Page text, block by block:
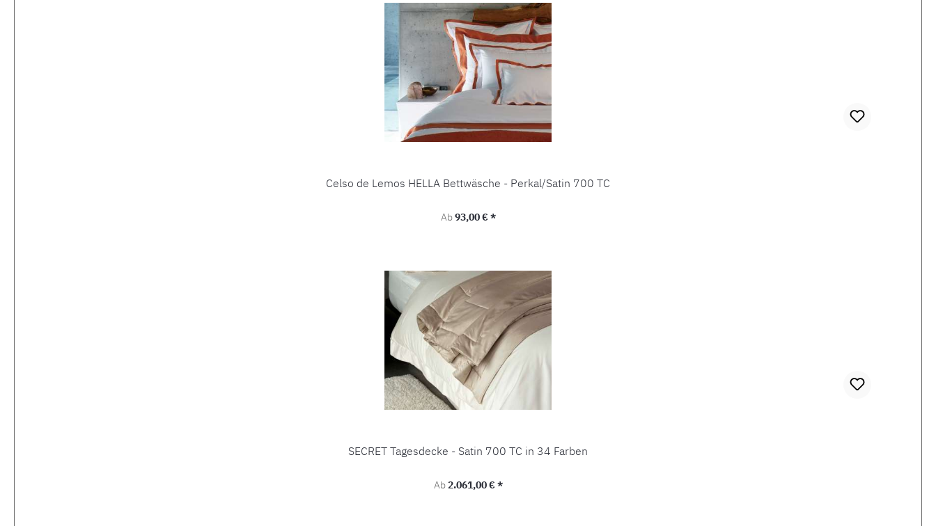
Celso de Lemos HELLA Bettwäsche - Perkal/Satin 700 TC
Regulärer Preis:
Ab93,00 € *
SECRET Tagesdecke - Satin 700 TC in 34 Farben
Regulärer Preis:
Ab2.061,00 € *